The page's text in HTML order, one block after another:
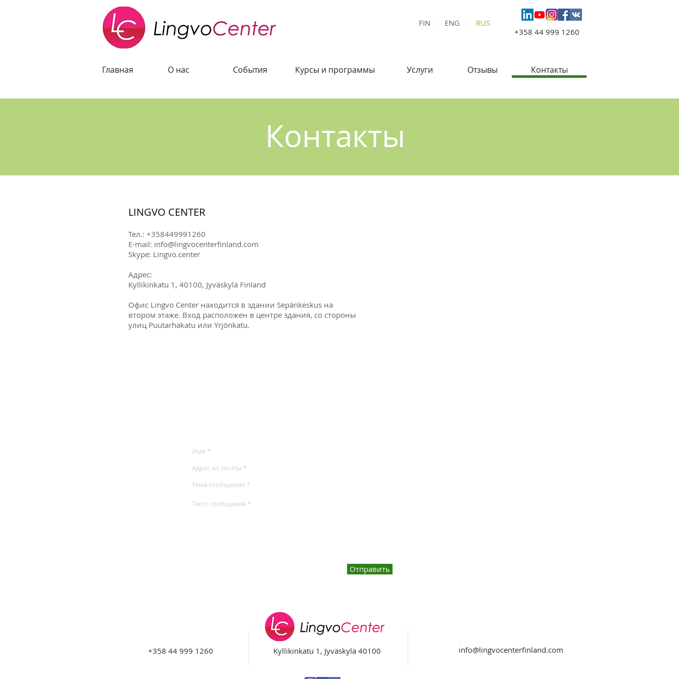
+358 44 999 1260
FIN ENG RUS
Главная О нас События Курсы и программы Услуги Отзывы Контакты
Контакты
LINGVO CENTER
Тел.: +358449991260
E-mail: info@lingvocenterfinland.com
Skype: Lingvo.center
Адрес:
Kyllikinkatu 1, 40100, Jyväskylä Finland
Офис Lingvo Center находится в здании Sepänkeskus на
втором этаже. Вход расположен в центре здания, со стороны
улиц Puutarhakatu или Yrjönkatu.
Отправить
+358 44 999 1260 Kyllikinkatu 1, Jyväskylä 40100 info@lingvocenterfinland.com